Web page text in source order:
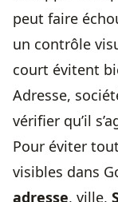
peut faire
un contrôle
court évitent
Adresse,
vérifier qu’il
Pour éviter
visibles dans
adresse, ville,